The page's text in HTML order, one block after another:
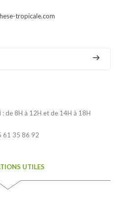
tropicale.com
de 8H à 12H et de 14H à 18H
61 35 86 92
UTILES